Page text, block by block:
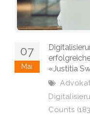
07
Mai
«Justitia
Counts